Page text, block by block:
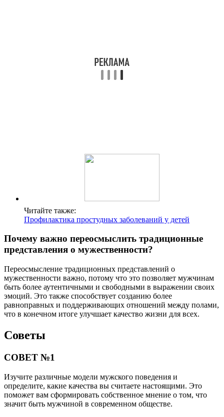
Читайте также:
Профилактика простудных заболеваний у детей
Почему важно переосмыслить традиционные
представления о мужественности?
Переосмысление традиционных представлений о
мужественности важно, потому что это позволяет мужчинам
быть более аутентичными и свободными в выражении своих
эмоций. Это также способствует созданию более
равноправных и поддерживающих отношений между полами,
что в конечном итоге улучшает качество жизни для всех.
Советы
СОВЕТ №1
Изучите различные модели мужского поведения и
определите, какие качества вы считаете настоящими. Это
поможет вам сформировать собственное мнение о том, что
значит быть мужчиной в современном обществе.